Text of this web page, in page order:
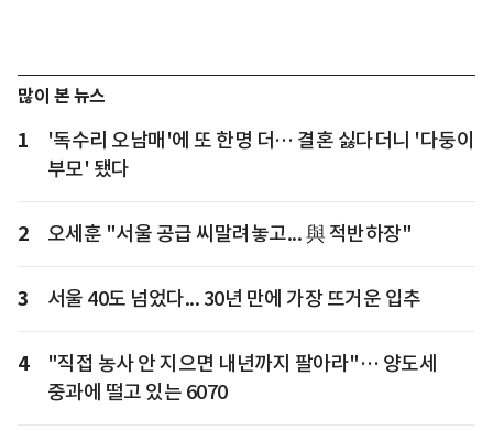
많이 본 뉴스
1
'독수리 오남매'에 또 한명 더… 결혼 싫다더니 '다둥이
부모' 됐다
2 오세훈 "서울 공급 씨말려놓고... 與 적반하장"
3 서울 40도 넘었다... 30년 만에 가장 뜨거운 입추
4
"직접 농사 안 지으면 내년까지 팔아라"… 양도세
중과에 떨고 있는 6070